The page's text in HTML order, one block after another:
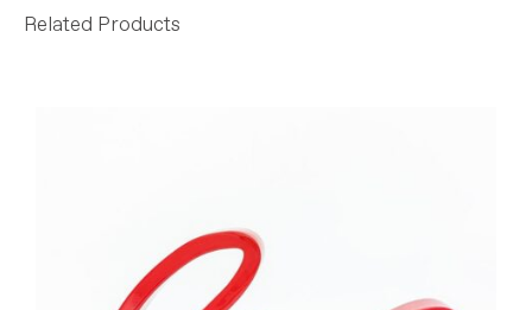
Related Products